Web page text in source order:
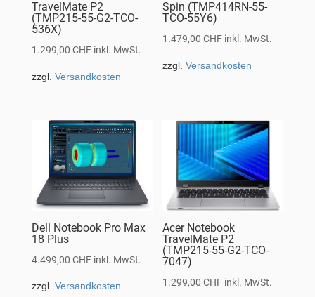
TravelMate P2
(TMP215-55-G2-TCO-
536X)
1.299,00 CHF inkl. MwSt.
zzgl. Versandkosten
Spin (TMP414RN-55-
TCO-55Y6)
1.479,00CHF inkl. MwSt.
zzgl.Versandkosten
Dell Notebook Pro Max
18 Plus
4.499,00 CHF inkl. MwSt.
zzgl. Versandkosten
Acer Notebook
TravelMate P2
(TMP215-55-G2-TCO-
7047)
1.299,00CHF inkl. MwSt.